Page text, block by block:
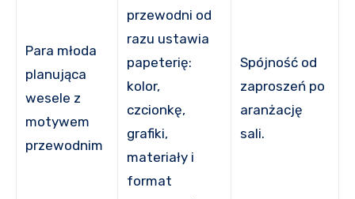
Para młoda
planująca
wesele z
motywem
przewodnim
przewodni od
razu ustawia
papeterię:
kolor,
czcionkę,
grafiki,
materiały i
format
Spójność od
zaproszeń po
aranżację
sali.